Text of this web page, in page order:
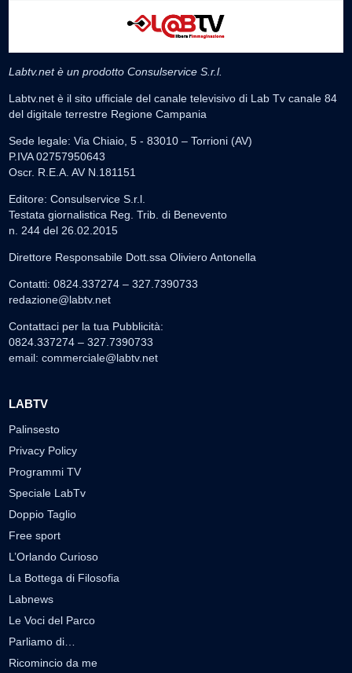
Labtv.net è un prodotto Consulservice S.r.l.
Labtv.net è il sito ufficiale del canale televisivo di Lab Tv canale 84
del digitale terrestre Regione Campania
Sede legale: Via Chiaio, 5 - 83010 – Torrioni (AV)
P.IVA 02757950643
Oscr. R.E.A. AV N.181151
Editore: Consulservice S.r.l.
Testata giornalistica Reg. Trib. di Benevento
n. 244 del 26.02.2015
Direttore Responsabile Dott.ssa Oliviero Antonella
Contatti: 0824.337274 – 327.7390733
redazione@labtv.net
Contattaci per la tua Pubblicità:
0824.337274 – 327.7390733
email: commerciale@labtv.net
LABTV
Palinsesto
Privacy Policy
Programmi TV
Speciale LabTv
Doppio Taglio
Free sport
L’Orlando Curioso
La Bottega di Filosofia
Labnews
Le Voci del Parco
Parliamo di…
Ricomincio da me